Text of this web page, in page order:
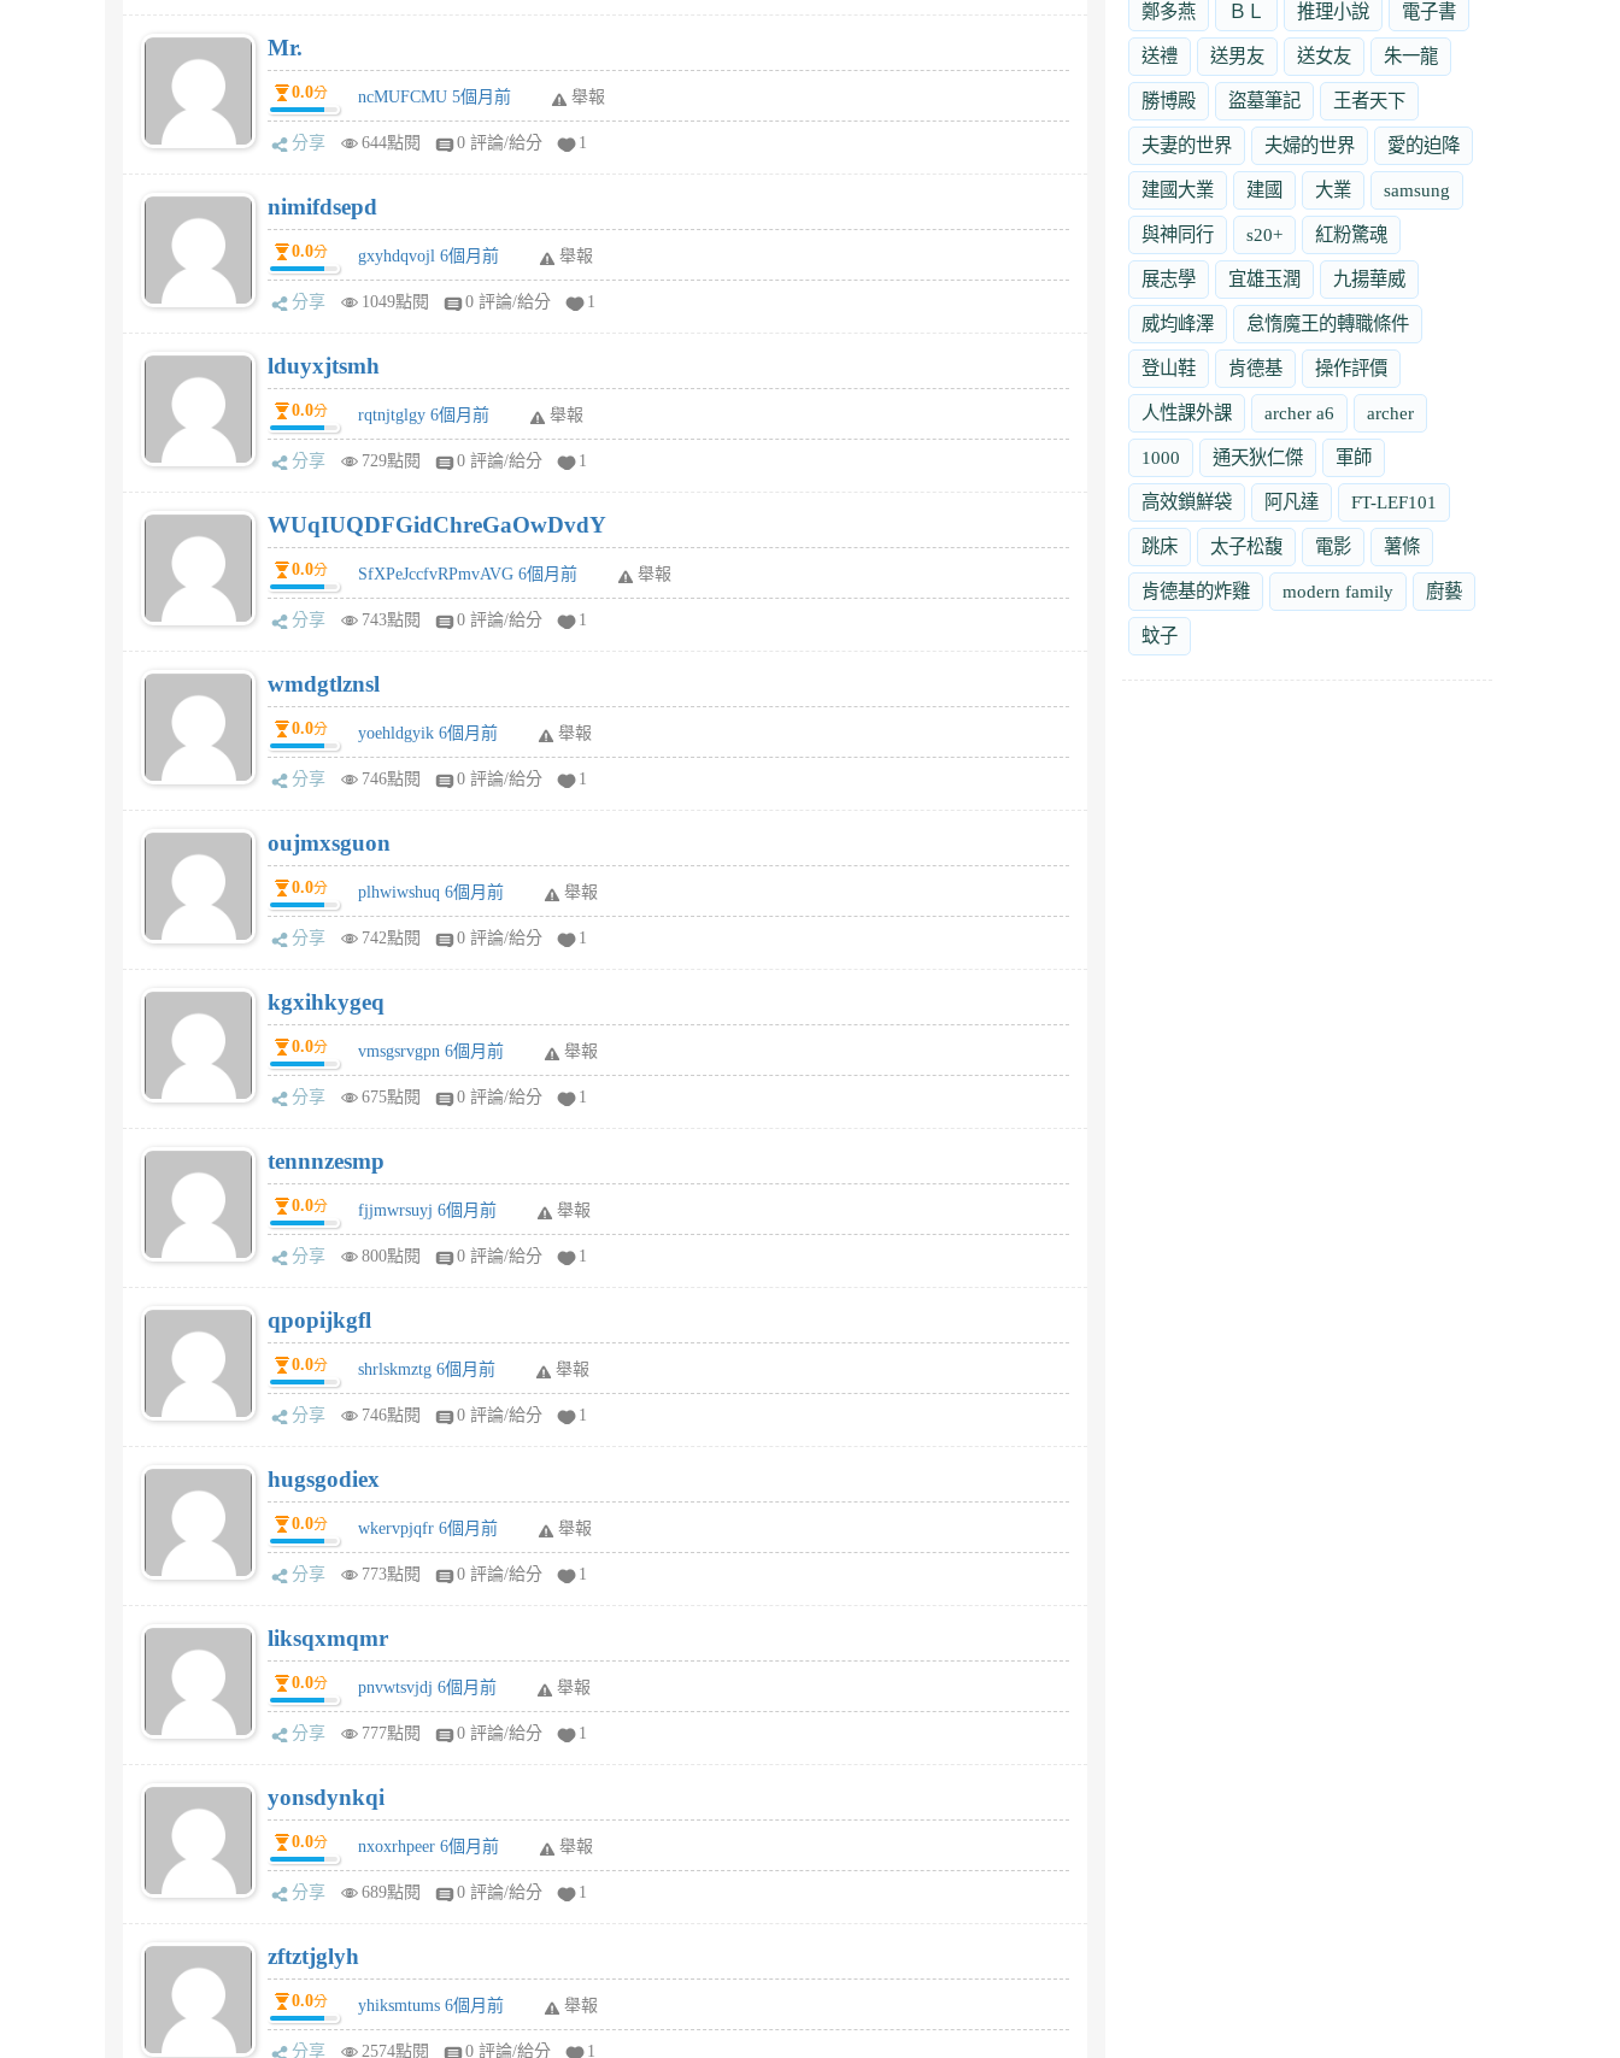
Mr.
0.0分 ncMUFCMU 5個月前 舉報
分享 644點閱 0 評論/給分 1
nimifdsepd
0.0分 gxyhdqvojl 6個月前 舉報
分享 1049點閱 0 評論/給分 1
lduyxjtsmh
0.0分 rqtnjtglgy 6個月前 舉報
分享 729點閱 0 評論/給分 1
WUqIUQDFGidChreGaOwDvdY
0.0分 SfXPeJccfvRPmvAVG 6個月前 舉報
分享 743點閱 0 評論/給分 1
wmdgtlznsl
0.0分 yoehldgyik 6個月前 舉報
分享 746點閱 0 評論/給分 1
oujmxsguon
0.0分 plhwiwshuq 6個月前 舉報
分享 742點閱 0 評論/給分 1
kgxihkygeq
0.0分 vmsgsrvgpn 6個月前 舉報
分享 675點閱 0 評論/給分 1
tennnzesmp
0.0分 fjjmwrsuyj 6個月前 舉報
分享 800點閱 0 評論/給分 1
qpopijkgfl
0.0分 shrlskmztg 6個月前 舉報
分享 746點閱 0 評論/給分 1
hugsgodiex
0.0分 wkervpjqfr 6個月前 舉報
分享 773點閱 0 評論/給分 1
liksqxmqmr
0.0分 pnvwtsvjdj 6個月前 舉報
分享 777點閱 0 評論/給分 1
yonsdynkqi
0.0分 nxoxrhpeer 6個月前 舉報
分享 689點閱 0 評論/給分 1
zftztjglyh
0.0分 yhiksmtums 6個月前 舉報
分享 2574點閱 0 評論/給分 1
鄭多燕 ＢＬ 推理小說 電子書
送禮 送男友 送女友 朱一龍
勝博殿 盜墓筆記 王者天下
夫妻的世界 夫婦的世界 愛的迫降
建國大業 建國 大業 samsung
與神同行 s20+ 紅粉驚魂
展志學 宜雄玉潤 九揚華威
威均峰澤 怠惰魔王的轉職條件
登山鞋 肯德基 操作評價
人性課外課 archer a6 archer
1000 通天狄仁傑 軍師
高效鎖鮮袋 阿凡達 FT-LEF101
跳床 太子松馥 電影 薯條
肯德基的炸雞 modern family 廚藝
蚊子